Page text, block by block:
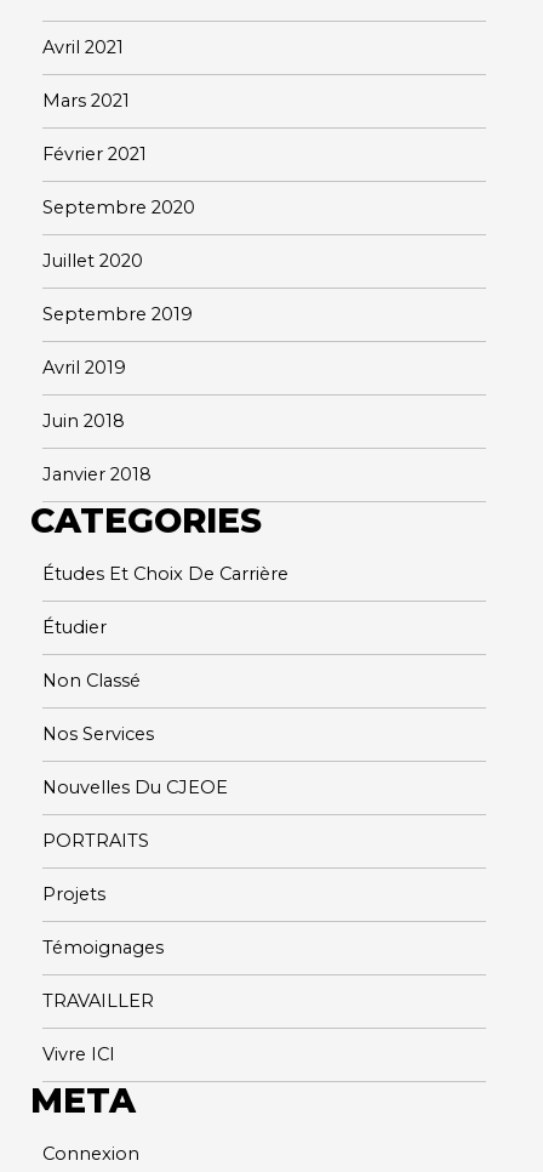
Avril 2021
Mars 2021
Février 2021
Septembre 2020
Juillet 2020
Septembre 2019
Avril 2019
Juin 2018
Janvier 2018
CATEGORIES
Études Et Choix De Carrière
Étudier
Non Classé
Nos Services
Nouvelles Du CJEOE
PORTRAITS
Projets
Témoignages
TRAVAILLER
Vivre ICI
META
Connexion